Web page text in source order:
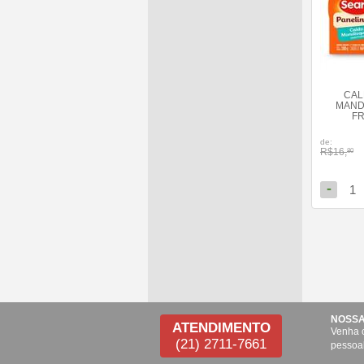
de:
R$16,80
- 1
ATENDIMENTO
(21) 2711-7661
Venha